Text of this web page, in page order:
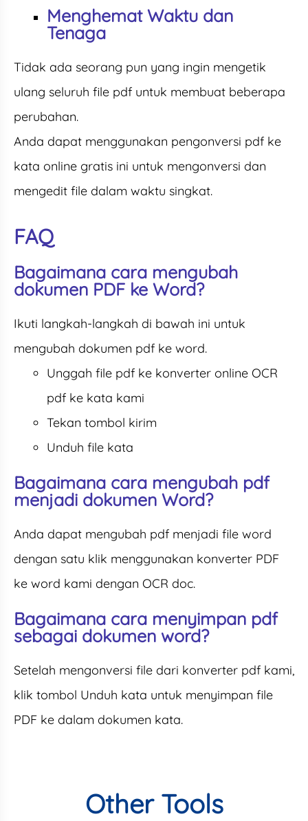
Menghemat Waktu dan
Tenaga
Tidak ada seorang pun yang ingin mengetik
ulang seluruh file pdf untuk membuat beberapa
perubahan.
Anda dapat menggunakan pengonversi pdf ke
kata online gratis ini untuk mengonversi dan
mengedit file dalam waktu singkat.
FAQ
Bagaimana cara mengubah
dokumen PDF ke Word?
Ikuti langkah-langkah di bawah ini untuk
mengubah dokumen pdf ke word.
Unggah file pdf ke konverter online OCR
pdf ke kata kami
Tekan tombol kirim
Unduh file kata
Bagaimana cara mengubah pdf
menjadi dokumen Word?
Anda dapat mengubah pdf menjadi file word
dengan satu klik menggunakan konverter PDF
ke word kami dengan OCR doc.
Bagaimana cara menyimpan pdf
sebagai dokumen word?
Setelah mengonversi file dari konverter pdf kami,
klik tombol Unduh kata untuk menyimpan file
PDF ke dalam dokumen kata.
Other Tools